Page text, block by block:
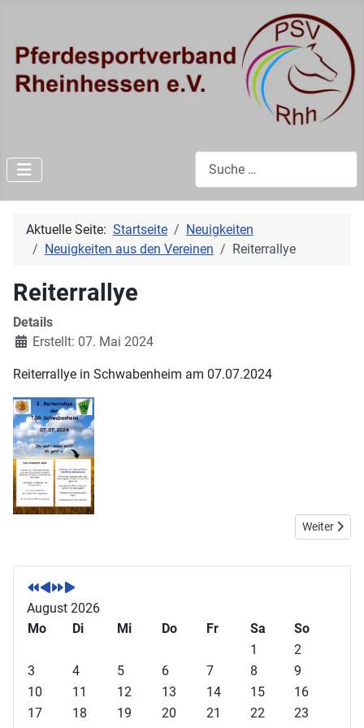
Aktuelle Seite: Startseite
Neuigkeiten
Neuigkeiten aus den Vereinen
Reiterrallye
Reiterrallye
Details
Erstellt: 07. Mai 2024
Reiterrallye in Schwabenheim am 07.07.2024
Nächster
Weiter
V
o
r
h
r
i
g
V
o
r
h
i
g
N
ä
c
N
ä
c
August 2026
Mo
Di Mi Do Fr Sa
So
1
2
3
4 5 6 7 8
9
10
11 12 13 14 15
16
17
18 19 20 21 22
23